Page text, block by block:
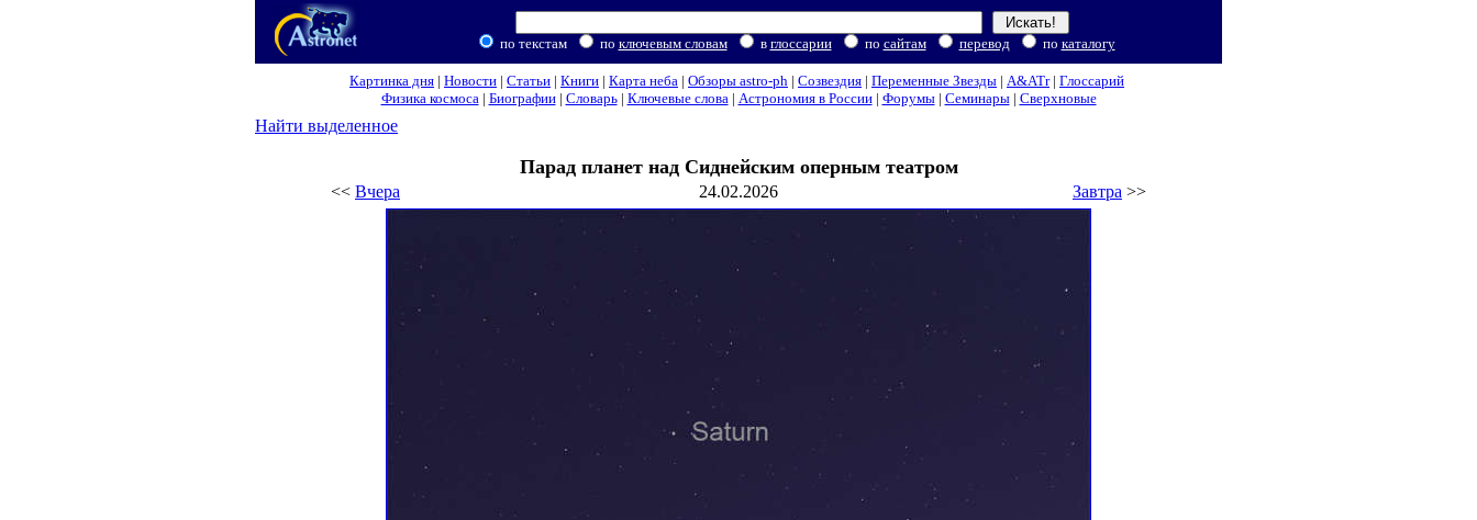
по текстам по ключевым словам в глоссарии по сайтам перевод по каталогу
Картинка дня | Новости | Статьи | Книги | Карта неба | Обзоры astro-ph | Созвездия | Переменные Звезды | A&ATr| Глоссарий
Физика космоса| Биографии| Словарь| Ключевые слова| Астрономия в России| Форумы| Семинары| Сверхновые
Найти выделенное
Парад планет над Сиднейским оперным театром
<< Вчера 24.02.2026 Завтра >>